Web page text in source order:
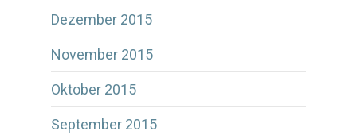
Dezember 2015
November 2015
Oktober 2015
September 2015